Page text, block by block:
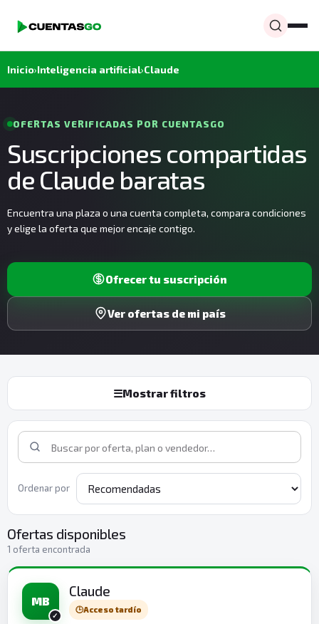
Inicio›Inteligencia artificial›Claude
OFERTAS VERIFICADAS POR CUENTASGO
Suscripciones compartidas
de Claude baratas
Encuentra una plaza o una cuenta completa, compara condiciones
y elige la oferta que mejor encaje contigo.
Ofrecer tu suscripción
Ver ofertas de mi país
☰Mostrar filtros
Ordenar por
Ofertas disponibles
1 oferta encontrada
MB
Claude
🕒Acceso tardío